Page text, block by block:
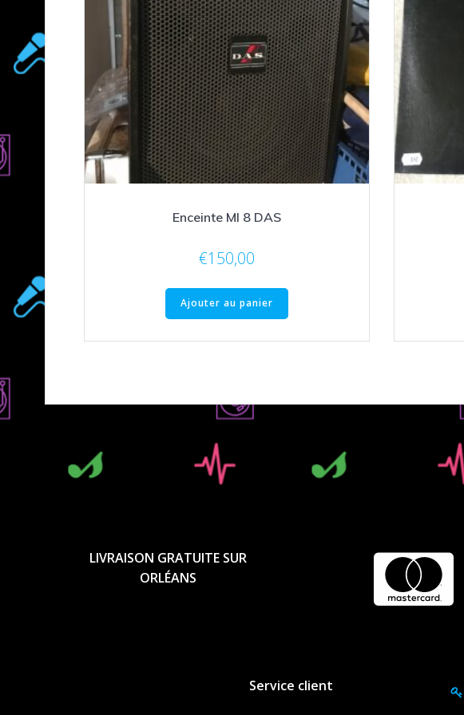
Enceinte MI 8 DAS
€150,00
Ajouter au panier
LIVRAISON GRATUITE SUR
ORLÉANS
Service client